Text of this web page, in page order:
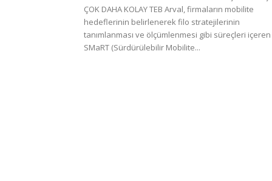
ÇOK DAHA KOLAY TEB Arval, firmaların mobilite
hedeflerinin belirlenerek filo stratejilerinin
tanımlanması ve ölçümlenmesi gibi süreçleri içeren
SMaRT (Sürdürülebilir Mobilite...